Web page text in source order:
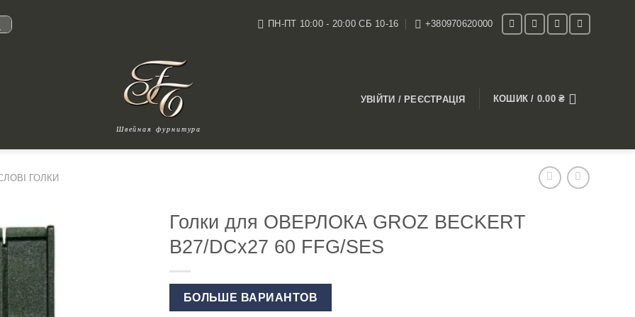
ПН-ПТ 10:00 - 20:00 СБ 10-16 +380970620000
Швейная фурнитура
УВІЙТИ / РЕЄСТРАЦІЯ КОШИК / 0.00₴
ГОЛКИ
Голки для ОВЕРЛОКА GROZ BECKERT
B27/DCx27 60 FFG/SES
БОЛЬШЕ ВАРИАНТОВ